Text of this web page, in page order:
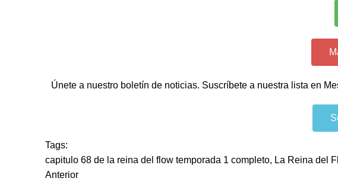
Únete a nuestro boletín de noticias. Suscríbete a nuestra lista en
Tags:
capitulo 68 de la reina del flow temporada 1 completo, La Reina del
Anterior